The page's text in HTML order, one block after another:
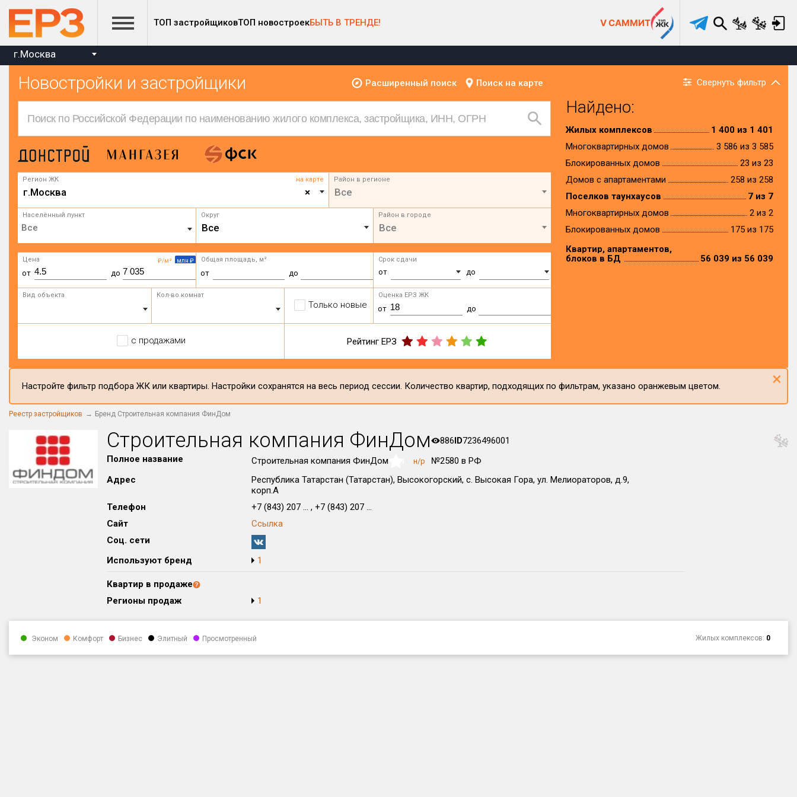
ТОП застройщиковТОП новостроекБЫТЬ В ТРЕНДЕ! V САММИТ
г.Москва
Новостройки и застройщики Расширенный поиск Поиск на карте Свернуть фильтр
Регион ЖК на карте
×
г.Москва
Район в регионе
Все
Населённый пункт Округ
Все
Район в городе
Все
₽/м² млн ₽
Цена
от до
Общая площадь, м²
от до
Срок сдачи
от до
Вид объекта Кол-во комнат
Только новые
Оценка ЕРЗ ЖК
от до
с продажами Рейтинг ЕРЗ
Найдено:
Жилых комплексов
1 400 из 1 401
Многоквартирных домов
3 586 из 3 585
Блокированных домов
23 из 23
Домов с апартаментами
258 из 258
Поселков таунхаусов
7 из 7
Многоквартирных домов
2 из 2
Блокированных домов
175 из 175
Квартир, апартаментов,
блоков в БД
56 039 из 56 039
Настройте фильтр подбора ЖК или квартиры. Настройки сохранятся на весь период сессии. Количество квартир, подходящих по фильтрам, указано оранжевым цветом. ×
Реестр застройщиков Бренд Строительная компания ФинДом
Строительная компания ФинДом 886ID7236496001
Полное название
Строительная компания ФинДом н/р
№2580 в РФ
Адрес
Республика Татарстан (Татарстан), Высокогорский, с. Высокая Гора, ул. Мелиораторов, д.9,
корп.А
Телефон
+7 (843) 207 ... , +7 (843) 207 ...
Сайт
Ссылка
Соц. сети
Используют бренд
1
Квартир в продаже
Регионы продаж
1
Эконом Комфорт Бизнес Элитный Просмотренный Жилых комплексов: 0